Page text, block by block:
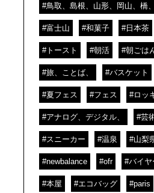
#鳥取、島根、山形、岡山、橋
#富士山 #和菓子 #日本茶
#トースト #朝活 #朝ごは
#旅、ことば、 #バスケット
#夏フェス #フェス #ロッ
#アナログ、デジタル、 #芸
#スニーカー #温泉 #山梨
#newbalance #ofr #バイ
#本屋 #エコバッグ #paris